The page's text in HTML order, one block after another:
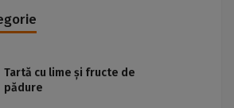
Tartă cu lime și fructe de
pădure